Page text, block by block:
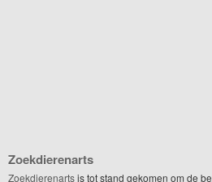
Zoekdierenarts
Zoekdierenartsis tot stand gekomen om de